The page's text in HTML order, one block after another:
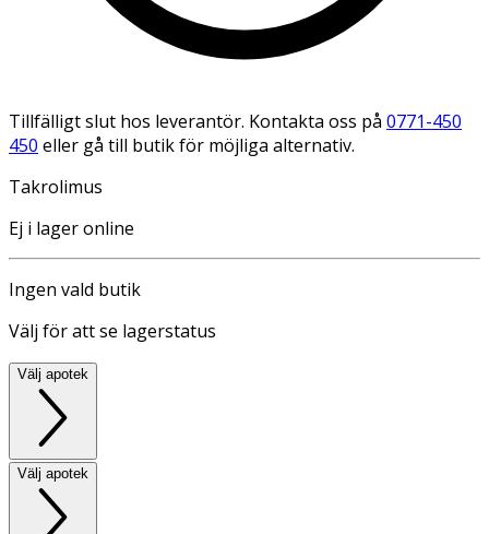
Tillfälligt slut hos leverantör. Kontakta oss på 0771-450
450 eller gå till butik för möjliga alternativ.
Takrolimus
Ej i lager online
Ingen vald butik
Välj för att se lagerstatus
Välj apotek
Välj apotek